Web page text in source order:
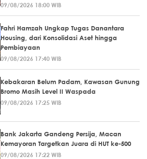
09/08/2026 18:00 WIB
Fahri Hamzah Ungkap Tugas Danantara
Housing, dari Konsolidasi Aset hingga
Pembiayaan
09/08/2026 17:40 WIB
Kebakaran Belum Padam, Kawasan Gunung
Bromo Masih Level II Waspada
09/08/2026 17:25 WIB
Bank Jakarta Gandeng Persija, Macan
Kemayoran Targetkan Juara di HUT ke-500
09/08/2026 17:22 WIB